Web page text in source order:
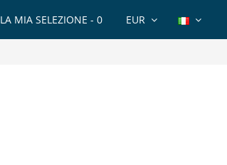
EUR
LA MIA SELEZIONE - 0